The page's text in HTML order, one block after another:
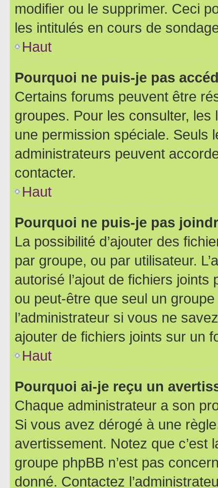
modifier ou le supprimer. Ceci
les intitulés en cours de
Haut
Pourquoi ne puis-je pas
Certains forums peuvent être
groupes. Pour les consulter,
une permission spéciale. Seuls
administrateurs peuvent
contacter.
Haut
Pourquoi ne puis-je pas
La possibilité d’ajouter des
par groupe, ou par utilisateur.
autorisé l’ajout de fichiers
ou peut-être que seul un
l’administrateur si vous ne
ajouter de fichiers joints sur un
Haut
Pourquoi ai-je reçu un
Chaque administrateur a son
Si vous avez dérogé à une
avertissement. Notez que c’est
groupe phpBB n’est pas
donné. Contactez